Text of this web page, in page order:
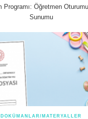
Programı: Öğretmen
Sunumu
DOKÜMANLAR/MATERYALLER